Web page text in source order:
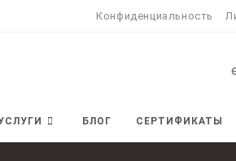
Конфиденциальность
БЛОГ СЕРТИФИКАТЫ